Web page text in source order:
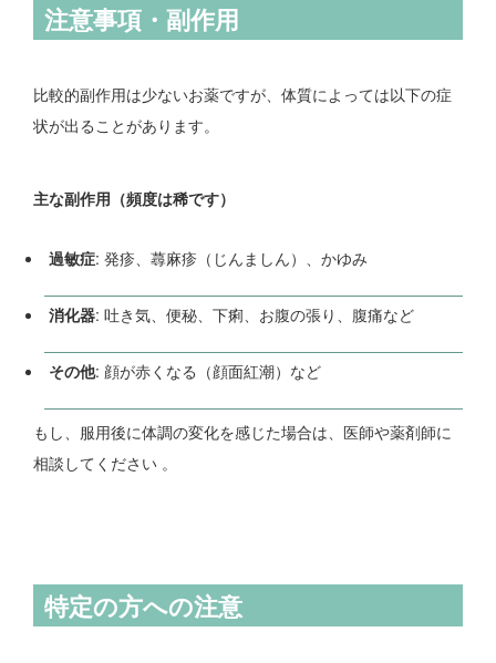
注意事項・副作用
比較的副作用は少ないお薬ですが、体質によっては以下の症
状が出ることがあります。
主な副作用（頻度は稀です）
過敏症: 発疹、蕁麻疹（じんましん）、かゆみ
消化器: 吐き気、便秘、下痢、お腹の張り、腹痛など
その他: 顔が赤くなる（顔面紅潮）など
もし、服用後に体調の変化を感じた場合は、医師や薬剤師に
相談してください 。
特定の方への注意